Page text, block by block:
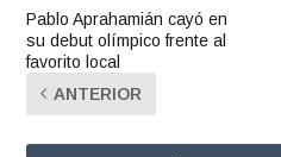
Pablo Aprahamián cayó en
su debut olímpico frente al
favorito local
ANTERIOR